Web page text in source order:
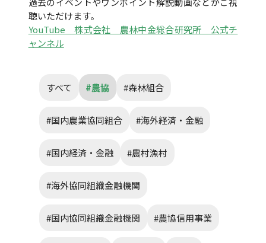
聴いただけます。
YouTube 株式会社 農林中金総合研究所 公式チ
ャンネル
すべて #農協 #森林組合
#国内農業協同組合 #海外経済・金融
#国内経済・金融 #農村漁村
#海外協同組織金融機関
#国内協同組織金融機関 #農協信用事業